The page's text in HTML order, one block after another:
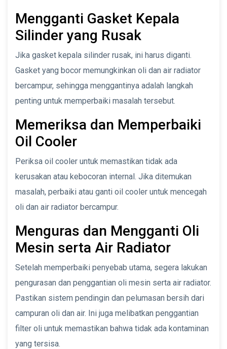
Mengganti Gasket Kepala
Silinder yang Rusak
Jika gasket kepala silinder rusak, ini harus diganti.
Gasket yang bocor memungkinkan oli dan air radiator
bercampur, sehingga menggantinya adalah langkah
penting untuk memperbaiki masalah tersebut.
Memeriksa dan Memperbaiki
Oil Cooler
Periksa oil cooler untuk memastikan tidak ada
kerusakan atau kebocoran internal. Jika ditemukan
masalah, perbaiki atau ganti oil cooler untuk mencegah
oli dan air radiator bercampur.
Menguras dan Mengganti Oli
Mesin serta Air Radiator
Setelah memperbaiki penyebab utama, segera lakukan
pengurasan dan penggantian oli mesin serta air radiator.
Pastikan sistem pendingin dan pelumasan bersih dari
campuran oli dan air. Ini juga melibatkan penggantian
filter oli untuk memastikan bahwa tidak ada kontaminan
yang tersisa.